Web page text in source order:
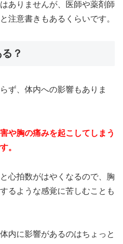
ありませんが、医師や薬剤師
注意書きもあるくらいです。
？
ず、体内への影響もありま
や胸の痛みを起こしてしまう
。
心拍数がはやくなるので、胸
るような感覚に苦しむことも
内に影響があるのはちょっと